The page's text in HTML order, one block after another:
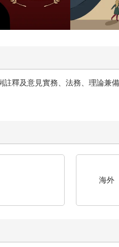
釋及意見實務、法務、理論兼
海外